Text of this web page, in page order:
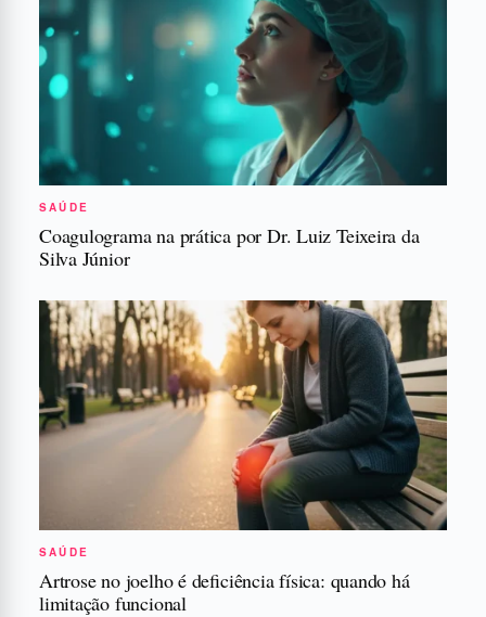
SAÚDE
Coagulograma na prática por Dr. Luiz Teixeira da
Silva Júnior
SAÚDE
Artrose no joelho é deficiência física: quando há
limitação funcional